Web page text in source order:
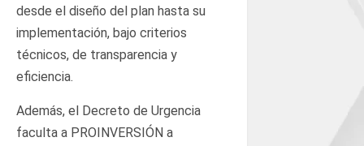
desde el diseño del plan hasta su
implementación, bajo criterios
técnicos, de transparencia y
eficiencia.
Además, el Decreto de Urgencia
faculta a PROINVERSIÓN a